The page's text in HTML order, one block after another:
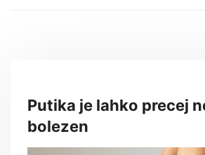
Putika je lahko precej
bolezen